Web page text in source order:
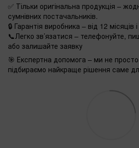
✅ Тільки оригінальна продукція –
сумнівних постачальників.
🔒 Гарантія виробника – від 12 місяців
📞Легко зв’язатися – телефонуйте,
або залишайте заявку
🎯 Експертна допомога – ми не
підбираємо найкраще рішення саме